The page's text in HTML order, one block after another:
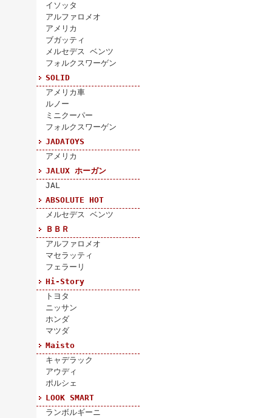
イソッタ
アルファロメオ
アメリカ
ブガッティ
メルセデス ベンツ
フォルクスワーゲン
SOLID
アメリカ車
ルノー
ミニクーパー
フォルクスワーゲン
JADATOYS
アメリカ
JALUX ホーガン
JAL
ABSOLUTE HOT
メルセデス ベンツ
ＢＢＲ
アルファロメオ
マセラッティ
フェラーリ
Hi-Story
トヨタ
ニッサン
ホンダ
マツダ
Maisto
キャデラック
アウディ
ポルシェ
LOOK SMART
ランボルギーニ